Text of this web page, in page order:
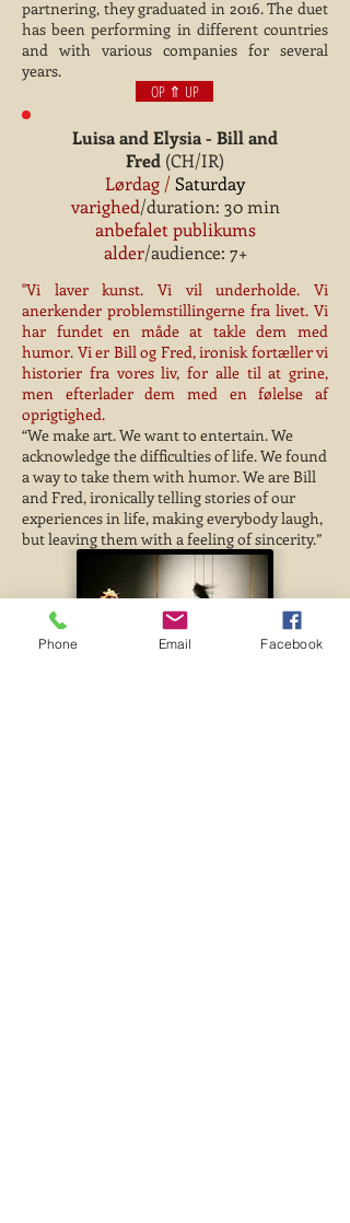
partnering, they graduated in 2016. The duet
has been performing in different countries
and with various companies for several
years.
OP ⇑ UP
Luisa and Elysia - Bill and
Fred (CH/IR)
Lørdag / Saturday
varighed/duration: 30 min
anbefalet publikums
alder/audience: 7+
''Vi laver kunst. Vi vil underholde. Vi
anerkender problemstillingerne fra livet. Vi
har fundet en måde at takle dem med
humor. Vi er Bill og Fred, ironisk fortæller vi
historier fra vores liv, for alle til at grine,
men efterlader dem med en følelse af
oprigtighed.
“We make art. We want to entertain. We
acknowledge the difficulties of life. We found
a way to take them with humor. We are Bill
and Fred, ironically telling stories of our
experiences in life, making everybody laugh,
but leaving them with a feeling of sincerity.”
Phone Email Facebook